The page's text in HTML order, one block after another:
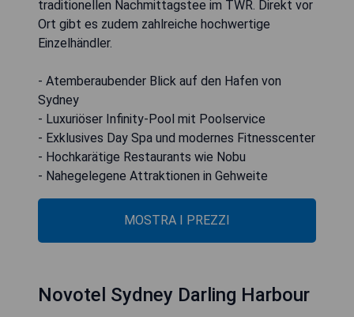
traditionellen Nachmittagstee im TWR. Direkt vor
Ort gibt es zudem zahlreiche hochwertige
Einzelhändler.
- Atemberaubender Blick auf den Hafen von
Sydney
- Luxuriöser Infinity-Pool mit Poolservice
- Exklusives Day Spa und modernes Fitnesscenter
- Hochkarätige Restaurants wie Nobu
- Nahegelegene Attraktionen in Gehweite
MOSTRA I PREZZI
Novotel Sydney Darling Harbour